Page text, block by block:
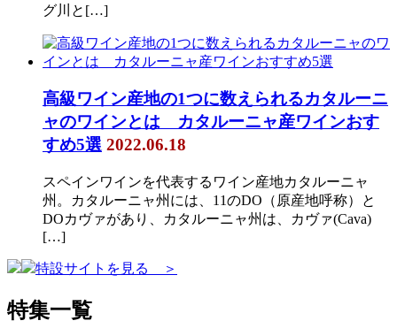
グ川と[…]
高級ワイン産地の1つに数えられるカタルーニ
ャのワインとは カタルーニャ産ワインおす
すめ5選 2022.06.18
スペインワインを代表するワイン産地カタルーニャ
州。カタルーニャ州には、11のDO（原産地呼称）と
DOカヴァがあり、カタルーニャ州は、カヴァ(Cava)
[…]
特設サイトを見る ＞
特集一覧